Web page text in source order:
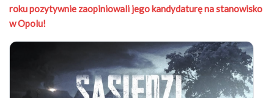
roku pozytywnie zaopiniowali jego kandydaturę na stanowisko
w Opolu!